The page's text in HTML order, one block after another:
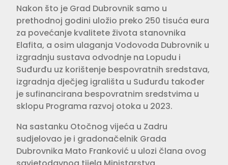
Nakon što je Grad Dubrovnik samo u
prethodnoj godini uložio preko 250 tisuća eura
za povećanje kvalitete života stanovnika
Elafita, a osim ulaganja Vodovoda Dubrovnik u
izgradnju sustava odvodnje na Lopudu i
Suđurđu uz korištenje bespovratnih sredstava,
izgradnja dječjeg igrališta u Suđurđu također
je sufinancirana bespovratnim sredstvima u
sklopu Programa razvoj otoka u 2023.
Na sastanku Otočnog vijeća u Zadru
sudjelovao je i gradonačelnik Grada
Dubrovnika Mato Franković u ulozi člana ovog